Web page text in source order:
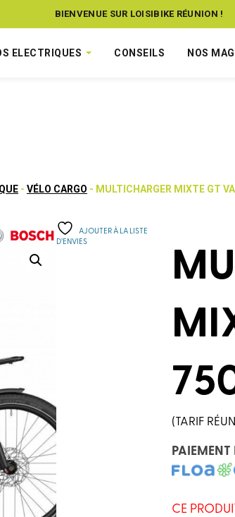
BIENVENUE SUR LOISIBIKE RÉUNION !
ELECTRIQUES CONSEILS NOS
- VÉLO CARGO - MULTICHARGER MIXTE GT
AJOUTER À LA LISTE
D’ENVIES
(TARIF
PAIEMENT
CE